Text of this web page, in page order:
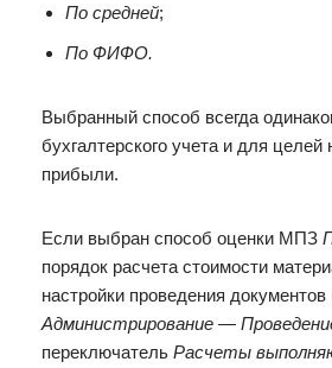
По средней;
По ФИФО.
Выбранный способ всегда
бухгалтерского учета и для целей
прибыли.
Если выбран способ оценки МПЗ
порядок расчета стоимости
настройки проведения документов
Администрирование —
переключатель Расчеты